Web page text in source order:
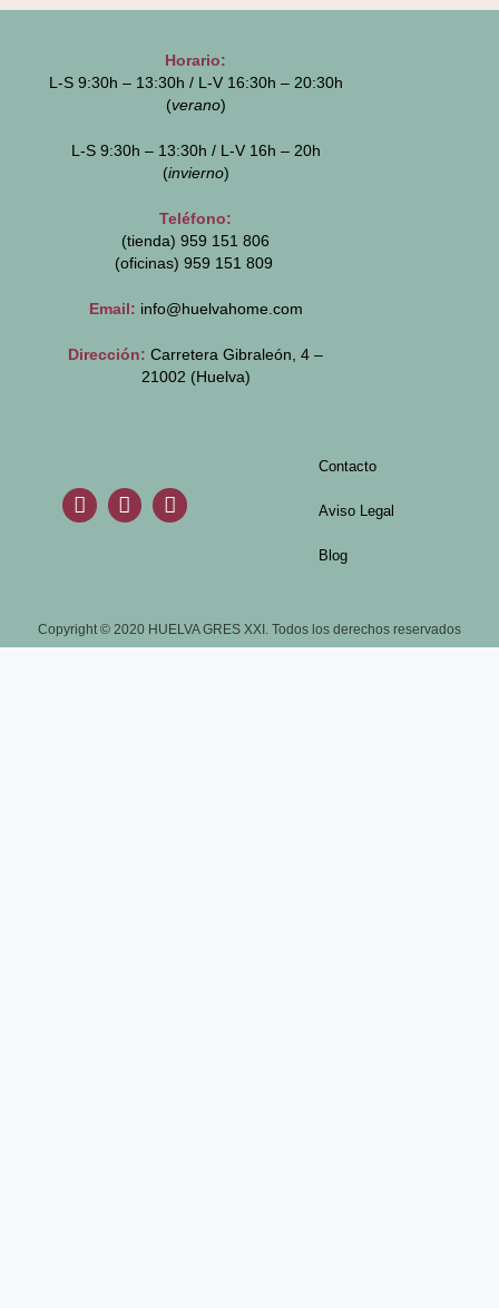
Horario:
L-S 9:30h – 13:30h / L-V 16:30h – 20:30h
(verano)
L-S 9:30h – 13:30h / L-V 16h – 20h
(invierno)
Teléfono:
(tienda) 959 151 806
(oficinas) 959 151 809
Email: info@huelvahome.com
Dirección: Carretera Gibraleón, 4 –
21002 (Huelva)
Contacto
Aviso Legal
Blog
Copyright © 2020 HUELVA GRES XXI. Todos los derechos reservados